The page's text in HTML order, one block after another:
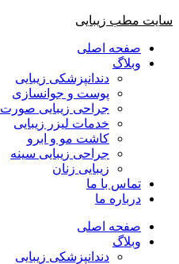
پرش
محتوا
سایت مطب زیبایی
صفحه اصلی
وبلاگ
دندانپزشکی زیبایی
پوست و جوانسازی
جراحی زیبایی صورت
خدمات لیزر زیبایی
کاشت مو و ابرو
جراحی زیبایی سینه
زیبایی زنان
تماس با ما
درباره ما
صفحه اصلی
وبلاگ
دندانپزشکی زیبایی